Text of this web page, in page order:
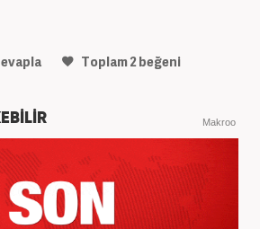
Toplam2 beğeni
Makroo